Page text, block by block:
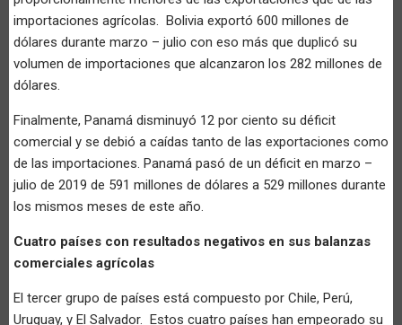
importaciones agrícolas. Bolivia exportó 600 millones de
dólares durante marzo – julio con eso más que duplicó su
volumen de importaciones que alcanzaron los 282 millones de
dólares.
Finalmente, Panamá disminuyó 12 por ciento su déficit
comercial y se debió a caídas tanto de las exportaciones como
de las importaciones. Panamá pasó de un déficit en marzo –
julio de 2019 de 591 millones de dólares a 529 millones durante
los mismos meses de este año.
Cuatro países con resultados negativos en sus balanzas
comerciales agrícolas
El tercer grupo de países está compuesto por Chile, Perú,
Uruguay, y El Salvador. Estos cuatro países han empeorado su